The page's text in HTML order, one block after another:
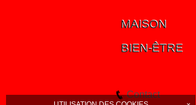
MAISON
BIEN-ÊTRE
Contact